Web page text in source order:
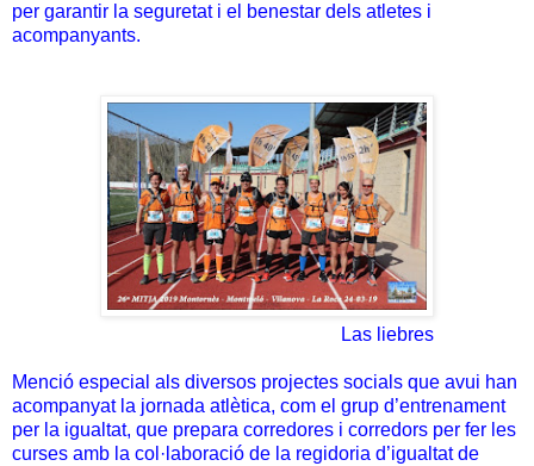
per garantir la seguretat i el benestar dels atletes i
acompanyants.
Las liebres
Menció especial als diversos projectes socials que avui han
acompanyat la jornada atlètica, com el grup d’entrenament
per la igualtat, que prepara corredores i corredors per fer les
curses amb la col·laboració de la regidoria d’igualtat de